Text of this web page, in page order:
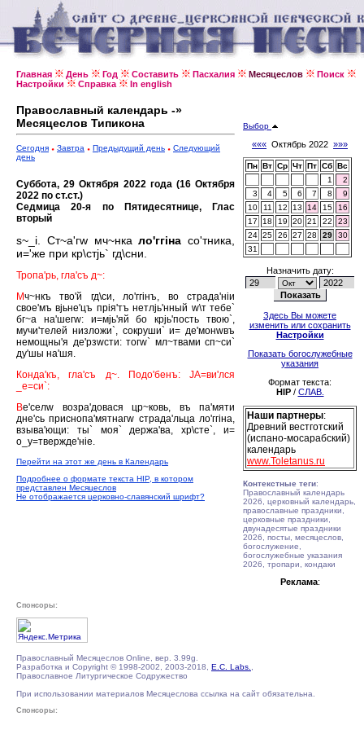
Главная День Год Составить Пасхалия Месяцеслов
Поиск
Настройки
Справка In english
Православный календарь -»
Месяцеслов Типикона
Сегодня Завтра Предыдущий день
Следующий
день
Суббота, 29 Октября 2022 года (16 Октября
2022 по ст.ст.)
Седмица 20-я по Пятидесятнице, Глас
вторый
s~_i. Ст~а'гw мч~нкало'ггiна со'тника,
и='же при кр\стjь` гд\сни.
Тропа'рь, гла'съ д~:
Мч~нкъ тво'й гд\си, ло'ггiнъ, во страда'нiи
свое'мъ вjьне'цъ прiя'тъ нетлjь'нный w\т тебе`
бг~а на'шегw: и=мjь'яй бо крjь'пость твою`,
мучи'телей низложи`, сокруши` и= де'монwвъ
немощны'я де'рзwсти: тогw` мл~твами сп~си`
ду'шы на'шя.
Конда'къ, гла'съ д~. Подо'бенъ: JА=ви'лся
_е=си`:
Ве'селw возра'довася цр~ковь, въ па'мяти
дне'сь приснопа'мятнагw страда'льца ло'ггiна,
взыва'ющи: ты` моя` держа'ва, хр\сте`, и=
о_у=твержде'нiе.
Перейти на этот же день в Календарь
Подробнее о формате текста HIP, в котором
представлен Месяцеслов
Не отображается церковно-славянский шрифт?
Выбор
««« Октябрь 2022 »»»
Пн Вт Ср Чт Пт Сб Вс
1
2
3
4 5 6 7 8
9
10
11 12 13 14 15
16
17
18 19 20 21 22
23
24 25 26 27 28 29
30
31
Назначить дату:
Здесь Вы можете
изменить или сохранить
Настройки
Показать богослужебные
указания
Формат текста:
HIP/ СЛАВ.
Наши партнеры:
Древний вестготский
(испано-мосарабский)
календарь
www.Toletanus.ru
Контекстные теги:
Православный календарь
2026, церковный календарь,
православные праздники,
церковные праздники,
двунадесятые праздники
2026, посты, месяцеслов,
богослужение,
богослужебные указания
2026, тропари, кондаки
Реклама:
Спонсоры:
Православный Месяцеслов Online, вер. 3.99g.
Разработка и Copyright © 1998-2002, 2003-2018, E.C. Labs.
Православное Литургическое Содружество
При использовании материалов Месяцеслова ссылка на сайт обязательна.
Спонсоры: